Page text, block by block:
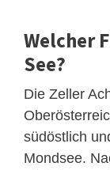
Welcher
See?
Die Zeller
südöstlich
Mondsee.